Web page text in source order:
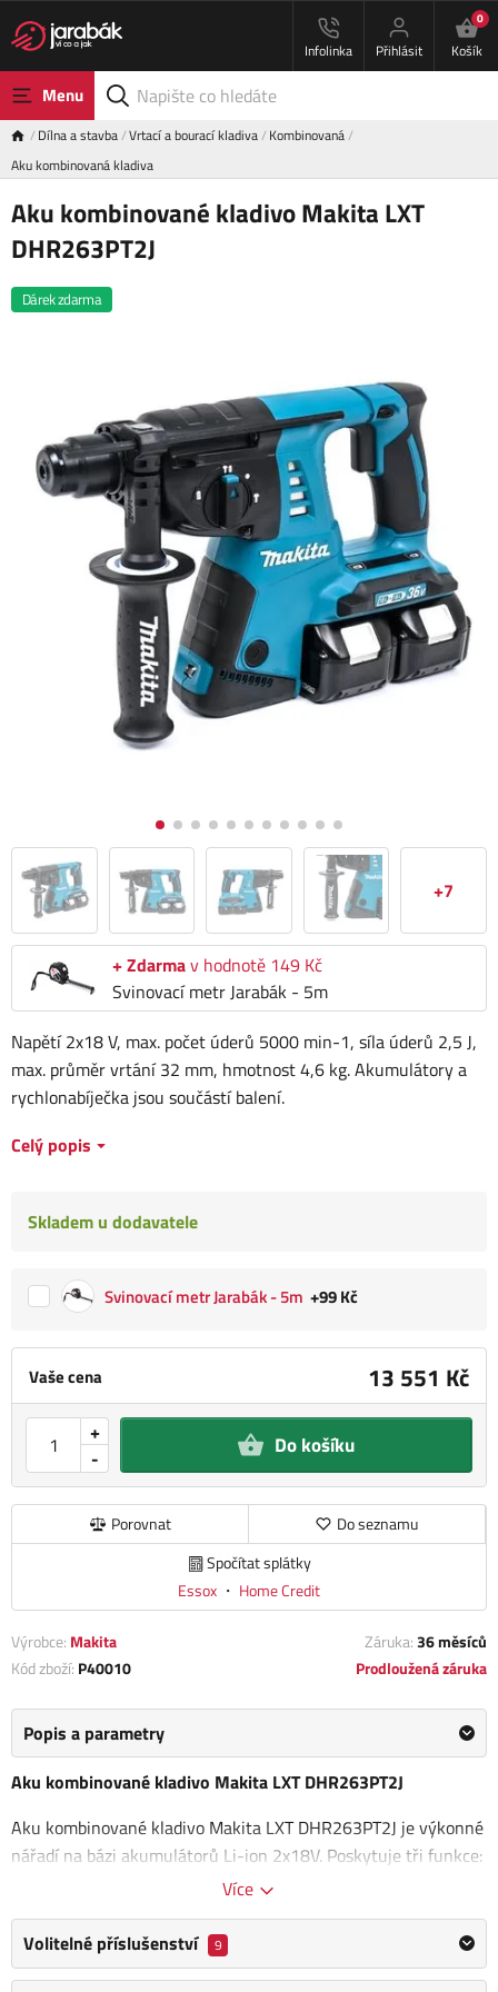
Infolinka Přihlásit
0
Košík
Menu
Dílna a stavba Vrtací a bourací kladiva Kombinovaná
Aku kombinovaná kladiva
Aku kombinované kladivo Makita LXT
DHR263PT2J
Dárek zdarma
+7
+ Zdarmav hodnotě 149 Kč
Svinovací metr Jarabák - 5m
Vaše cena 13 551 Kč
-
+ Do košíku
Porovnat
Do seznamu
Spočítat splátky
Essox ・ Home Credit
Napětí 2x18 V, max. počet úderů 5000 min-1, síla úderů 2,5 J,
max. průměr vrtání 32 mm, hmotnost 4,6 kg. Akumulátory a
rychlonabíječka jsou součástí balení.
Celý popis
Skladem u dodavatele
Svinovací metr Jarabák - 5m +99 Kč
Výrobce: Makita Záruka:36 měsíců
Kód zboží: P40010 Prodloužená záruka
Popis a parametry
Aku kombinované kladivo Makita LXT DHR263PT2J
Aku kombinované kladivo Makita LXT DHR263PT2J je výkonné
nářadí na bázi akumulátorů Li-ion 2x18V. Poskytuje tři funkce:
vrtání, příklepové vrtání a sekání. Díky upínání upravenému
příslušenství.
Kladivo disponuje40násobným nastavením sekáče, což
Více
Volitelné příslušenství 9